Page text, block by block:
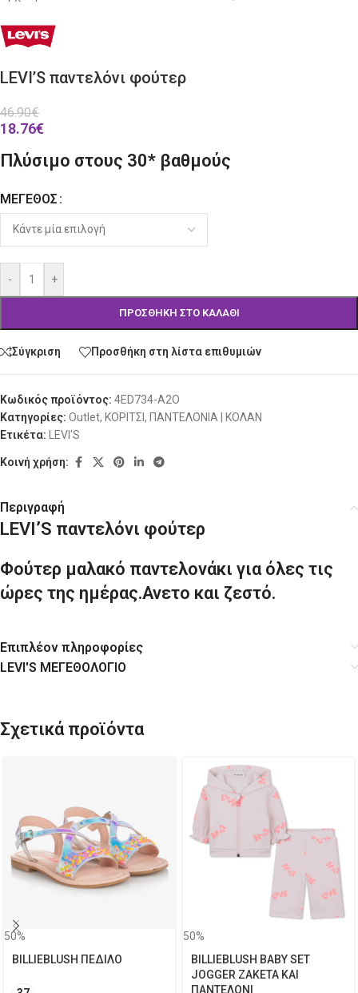
LEVI’S παντελόνι φούτερ
46.90€
18.76€
Πλύσιμο στους 30* βαθμούς
ΜΈΓΕΘΟΣ
- +
ΠΡΟΣΘΉΚΗ ΣΤΟ ΚΑΛΆΘΙ
Alternative:
Σύγκριση Προσθήκη στη λίστα επιθυμιών
Κωδικός προϊόντος: 4ED734-A2O
Κατηγορίες: Outlet, ΚΟΡΙΤΣΙ , ΠΑΝΤΕΛΟΝΙΑ | ΚΟΛΑΝ
Ετικέτα:
LEVI'S
Κοινή χρήση:
Περιγραφή
LEVI’S παντελόνι φούτερ
Φούτερ μαλακό παντελονάκι για όλες τις
ώρες της ημέρας.Ανετο και ζεστό.
Επιπλέον πληροφορίες
LEVI'S ΜΕΓΕΘΟΛΟΓΙΟ
Σχετικά προϊόντα
50%
BILLIEBLUSH ΠΕΔΙΛΟ
50%
BILLIEBLUSH BABY SET
JOGGER ΖΑΚΕΤΑ ΚΑΙ
ΠΑΝΤΕΛΟΝΙ